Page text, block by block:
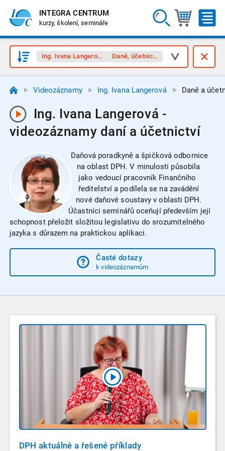
INTEGRA CENTRUM
kurzy, školení, semináře
Ing. Ivana Langerová Daně, účetnictví
Videozáznamy Ing. Ivana Langerová Daně a
Ing. Ivana Langerová -
videozáznamy daní a účetnictví
Daňová poradkyně a špičková odbornice
na oblast DPH. V minulosti působila
jako vedoucí pracovník Finančního
ředitelství a podílela se na zavádění
nové daňové soustavy v oblasti DPH.
Účastníci seminářů oceňují především její
schopnost přeložit složitou legislativu do srozumitelného
jazyka s důrazem na praktickou aplikaci.
Časté dotazy
k videozáznamům
DPH aktuálně a řešené příklady